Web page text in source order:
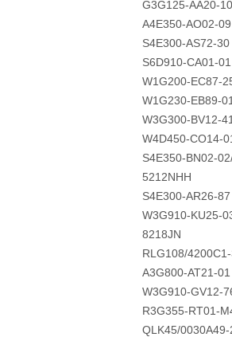
G3G125-AA20-10
A4E350-AO02-09
S4E300-AS72-30
S6D910-CA01-01
W1G200-EC87-
W1G230-EB89-
W3G300-BV12-
W4D450-CO14-
S4E350-BN02-
5212NHH
S4E300-AR26-87
W3G910-KU25-
8218JN
RLG108/
A3G800-AT21-01
W3G910-GV12-
R3G355-RT01-
QLK45/